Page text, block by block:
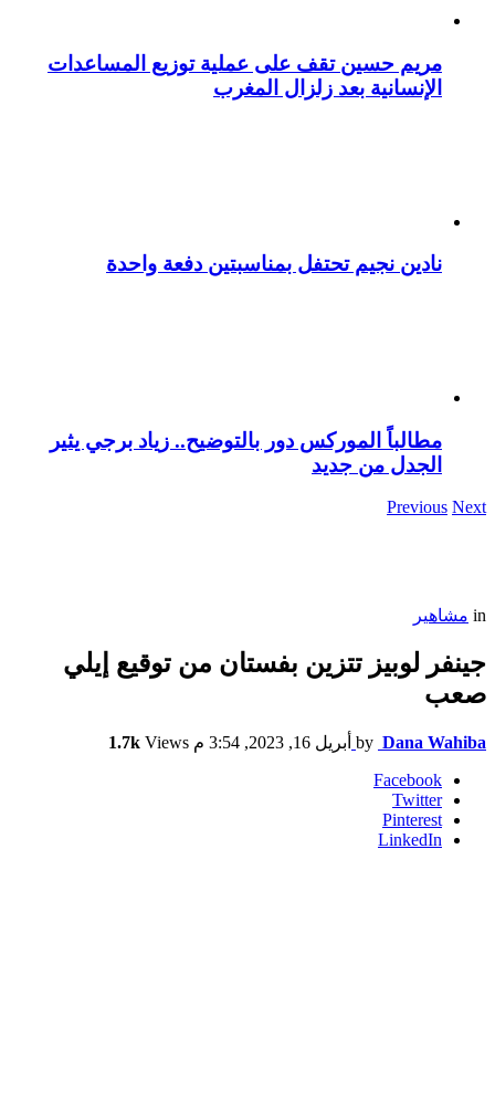
مريم حسين تقف على عملية توزيع المساعدات
الإنسانية بعد زلزال المغرب
نادين نجيم تحتفل بمناسبتين دفعة واحدة
مطالباً الموركس دور بالتوضيح.. زياد برجي يثير
الجدل من جديد
Previous Next
in مشاهير
جينفر لوبيز تتزين بفستان من توقيع إيلي
صعب
by Dana Wahiba أبريل 16, 2023, 3:54 م 1.7k Views
Facebook
Twitter
Pinterest
LinkedIn